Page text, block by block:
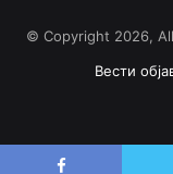
© Copyright 2026,
Вести